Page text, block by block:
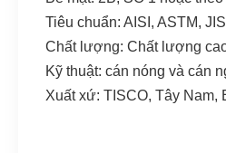
Tiêu chuẩn: AISI, ASTM,
Chất lượng: Chất lượng
Kỹ thuật: cán nóng và cán
Xuất xứ: TISCO, Tây Nam,